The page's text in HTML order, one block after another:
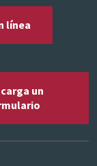
línea
un